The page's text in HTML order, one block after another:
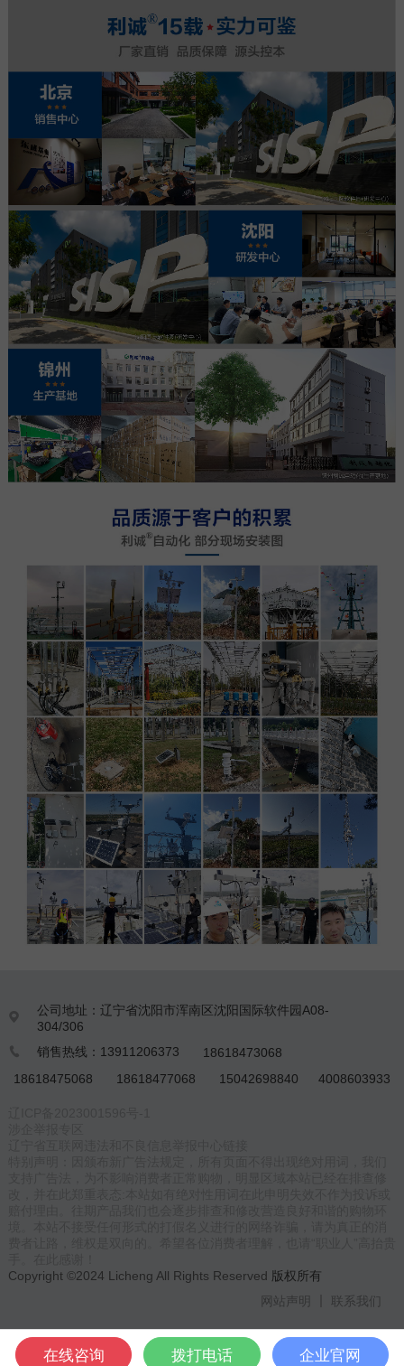
菜单 电话 客服 分享

公司地址：辽宁省沈阳市浑南区沈阳国际软件园A08-
304/306
 销售热线：13911206373
18618473068
18618475068
18618477068 15042698840 4008603933
Copyright ©2024 Licheng All Rights Reserved 版权所有
网站声明
联系我们
在线咨询 拨打电话 企业官网